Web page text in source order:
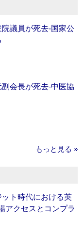
院議員が死去‐国家公
副会長が死去‐中医協
もっと見る »
ット時代における英
アクセスとコンプラ